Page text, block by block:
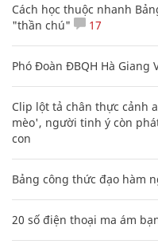
Cách học thuộc nhanh
"thần chú"
17
Phó Đoàn ĐBQH Hà Giang
Clip lột tả chân thực cảnh
mèo', người tinh ý còn
con
Bảng công thức đạo hàm
20 số điện thoại ma ám